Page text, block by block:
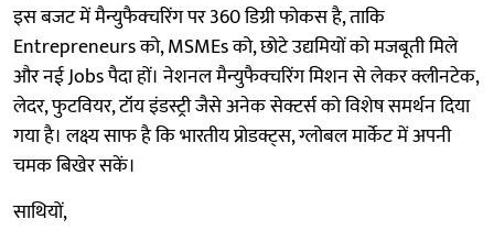
इस बजट में मैन्युफैक्चरिंग पर 360 डिग्री फोकस है, ताकि
Entrepreneurs को, MSMEs को, छोटे उद्यमियों को मजबूती मिले
और नई Jobs पैदा हों। नेशनल मैन्युफैक्चरिंग मिशन से लेकर क्लीनटेक,
लेदर, फुटवियर, टॉय इंडस्ट्री जैसे अनेक सेक्टर्स को विशेष समर्थन दिया
गया है। लक्ष्य साफ है कि भारतीय प्रोडक्ट्स, ग्लोबल मार्केट में अपनी
चमक बिखेर सकें।
साथियों,